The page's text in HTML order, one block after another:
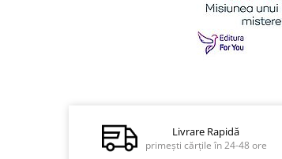
Viata după moarte
Livrare Rapidă
primești cărțile în 24-48 ore